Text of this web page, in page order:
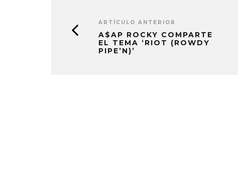
ARTÍCULO ANTERIOR
A$AP ROCKY COMPARTE
EL TEMA ‘RIOT (ROWDY
PIPE’N)’